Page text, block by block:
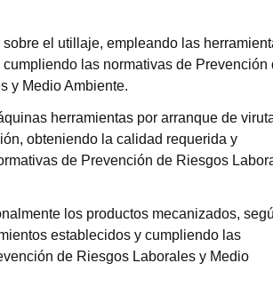
el utillaje, empleando las
las normativas de Prevención
y Medio Ambiente.
herramientas por arranque de
obteniendo la calidad requerida y
de Prevención de Riesgos
los productos mecanizados,
establecidos y cumpliendo las
de Riesgos Laborales y Medio